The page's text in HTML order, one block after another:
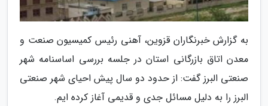
به گزارش خبرنگاران قزوین، آهنی رئیس کمیسیون صنعت و
معدن اتاق بازرگانی استان در جلسه بررسی اساسنامه شهر
صنعتی البرز گفت: از حدود دو سال پیش احیای شهر صنعتی
البرز را به دلیل مسائل جدی و قدیمی آغاز کرده ایم.